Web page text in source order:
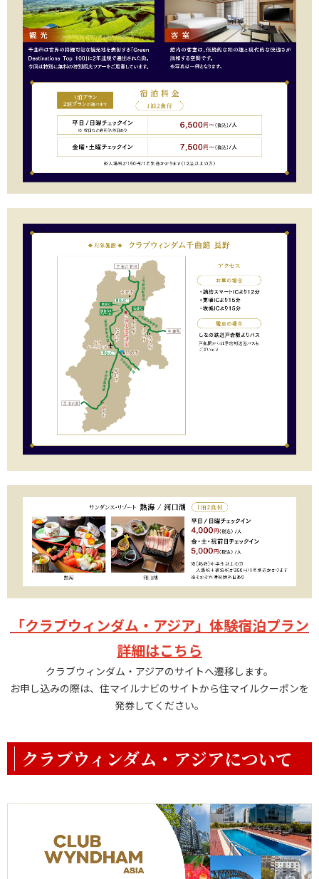
「クラブウィンダム・アジア」 体験宿泊プラン
詳細はこちら
クラブウィンダム・アジアのサイトへ遷移します。
お申し込みの際は、住マイルナビのサイトから住マイルクーポンを
発券してください。
クラブウィンダム・アジアについて